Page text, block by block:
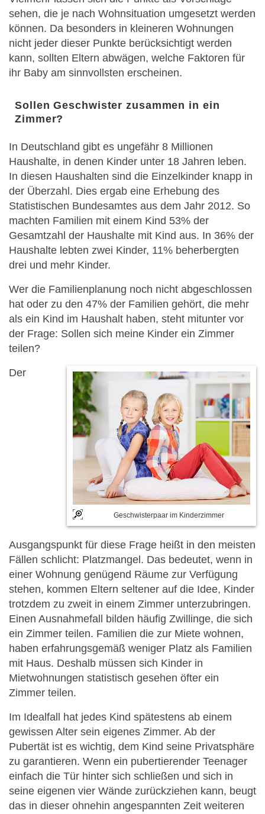
sehen, die je nach Wohnsituation umgesetzt werden
können. Da besonders in kleineren Wohnungen
nicht jeder dieser Punkte berücksichtigt werden
kann, sollten Eltern abwägen, welche Faktoren für
ihr Baby am sinnvollsten erscheinen.
Sollen Geschwister zusammen in ein
Zimmer?
In Deutschland gibt es ungefähr 8 Millionen
Haushalte, in denen Kinder unter 18 Jahren leben.
In diesen Haushalten sind die Einzelkinder knapp in
der Überzahl. Dies ergab eine Erhebung des
Statistischen Bundesamtes aus dem Jahr 2012. So
machten Familien mit einem Kind 53% der
Gesamtzahl der Haushalte mit Kind aus. In 36% der
Haushalte lebten zwei Kinder, 11% beherbergten
drei und mehr Kinder.
Wer die Familienplanung noch nicht abgeschlossen
hat oder zu den 47% der Familien gehört, die mehr
als ein Kind im Haushalt haben, steht mitunter vor
der Frage: Sollen sich meine Kinder ein Zimmer
teilen?
Geschwisterpaar im Kinderzimmer
Der
Ausgangspunkt für diese Frage heißt in den meisten
Fällen schlicht: Platzmangel. Das bedeutet, wenn in
einer Wohnung genügend Räume zur Verfügung
stehen, kommen Eltern seltener auf die Idee, Kinder
trotzdem zu zweit in einem Zimmer unterzubringen.
Einen Ausnahmefall bilden häufig Zwillinge, die sich
ein Zimmer teilen. Familien die zur Miete wohnen,
haben erfahrungsgemäß weniger Platz als Familien
mit Haus. Deshalb müssen sich Kinder in
Mietwohnungen statistisch gesehen öfter ein
Zimmer teilen.
Im Idealfall hat jedes Kind spätestens ab einem
gewissen Alter sein eigenes Zimmer. Ab der
Pubertät ist es wichtig, dem Kind seine Privatsphäre
zu garantieren. Wenn ein pubertierender Teenager
einfach die Tür hinter sich schließen und sich in
seine eigenen vier Wände zurückziehen kann, beugt
das in dieser ohnehin angespannten Zeit weiteren